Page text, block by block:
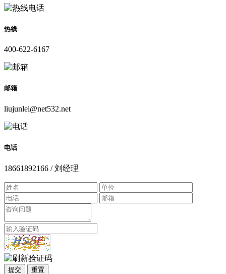
热线
400-622-6167
邮箱
liujunlei@net532.net
电话
18661892166 / 刘经理
提交 重置